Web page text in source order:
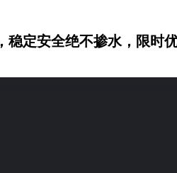
，稳定安全绝不掺水，限时